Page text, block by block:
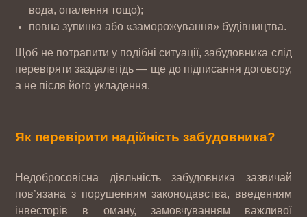
вода, опалення тощо);
повна зупинка або «заморожування» будівництва.
Щоб не потрапити у подібні ситуації, забудовника слід
перевіряти заздалегідь — ще до підписання договору,
а не після його укладення.
Як перевірити надійність забудовника?
Недобросовісна діяльність забудовника зазвичай
пов’язана з порушенням законодавства, введенням
інвесторів в оману, замовчуванням важливої